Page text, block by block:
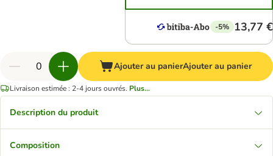
-5% 13,77 €
Ajouter au panierAjouter au panier
Livraison estimée : 2-4 jours ouvrés. Plus...
Description du produit
Composition